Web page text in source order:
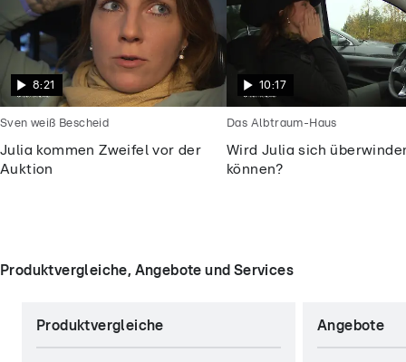
Goodbye Deutschland
Julia will endlich frei sein vom
Alptraummann
8:21
Julia kommen Zweifel vor der
Auktion
Sven weiß Bescheid
10:17
Wird Julia sich
können?
Das Albtraum-Haus
Produktvergleiche, Angebote und Services
Produktvergleiche Angebote